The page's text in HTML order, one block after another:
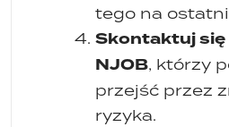
tego na
Skontaktuj
NJOB, którzy
przejść przez
ryzyka.